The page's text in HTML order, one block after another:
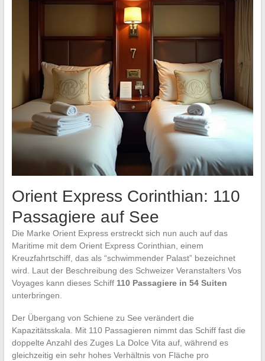
Orient Express Corinthian: 110
Passagiere auf See
Die Marke Orient Express erstreckt sich nun auch auf das
Maritime mit dem Orient Express Corinthian, einem
Kreuzfahrtschiff, das als “schwimmender Palast” bezeichnet
wird. Laut der Beschreibung des Schweizer Veranstalters Vos
Voyages kann dieses Schiff 110 Passagiere in 54 Suiten
unterbringen.
Der Übergang von Schiene zu See verändert die
Kapazitätsskala. Mit 110 Passagieren nimmt das Schiff fast die
doppelte Anzahl des Zuges La Dolce Vita auf, während es
gleichzeitig ein sehr hohes Verhältnis von Fläche pro